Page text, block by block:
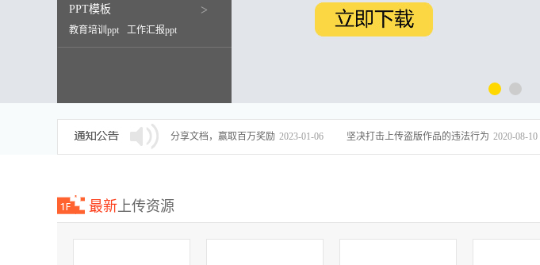
PPT模板 >
教育培训ppt
工作汇报ppt
述职报告ppt
分享文档，赢取百万奖励 2023-01-06 坚决打击上传盗版作品的违法行为 2020-08-10
最新上传资源